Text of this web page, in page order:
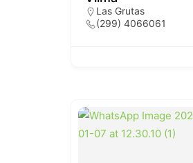
Las Grutas
(299) 4066061